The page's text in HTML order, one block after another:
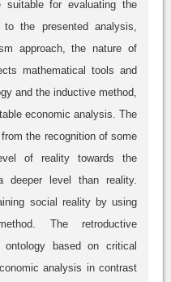
suitable for evaluating the
to the presented analysis,
approach, the nature of
mathematical tools and
and the inductive method,
economic analysis. The
the recognition of some
of reality towards the
deeper level than reality.
social reality by using
The retroductive
based on critical
analysis in contrast